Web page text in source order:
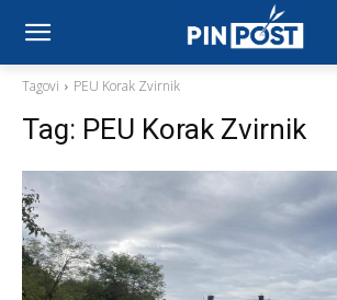
Tagovi PEU Korak Zvirnik
Tag: PEU Korak Zvirnik